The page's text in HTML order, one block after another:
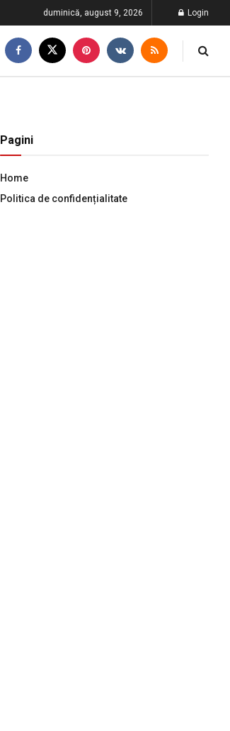
duminică, august 9, 2026 Login
Pagini
Home
Politica de confidențialitate